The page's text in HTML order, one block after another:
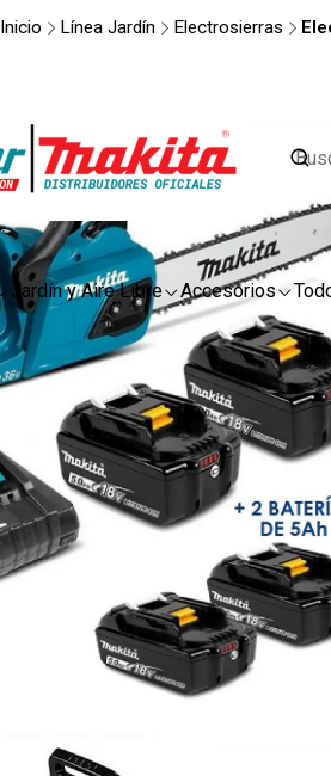
Jardín y Aire Libre Accesorios
Inicio Línea Jardín Electrosierras